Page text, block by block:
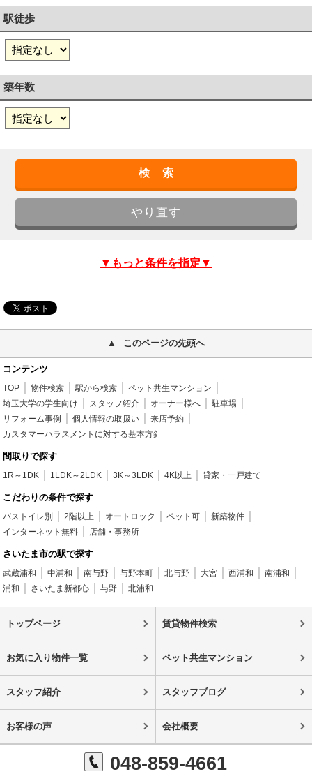
駅徒歩
築年数
▼もっと条件を指定▼
このページの先頭へ
コンテンツ
TOP 物件検索 駅から検索
ペット共生マンション
埼玉大学の学生向け
スタッフ紹介 オーナー様へ
駐車場
リフォーム事例
個人情報の取扱い
来店予約
カスタマーハラスメントに対する基本方針
間取りで探す
1R～1DK 1LDK～2LDK 3K～3LDK 4K以上 貸家・一戸建て
こだわりの条件で探す
バストイレ別 2階以上 オートロック ペット可
新築物件
インターネット無料
店舗・事務所
さいたま市の駅で探す
武蔵浦和 中浦和 南与野 与野本町 北与野 大宮 西浦和
南浦和
浦和
さいたま新都心 与野 北浦和
トップページ 賃貸物件検索
お気に入り物件一覧 ペット共生マンション
スタッフ紹介 スタッフブログ
お客様の声 会社概要
048-859-4661